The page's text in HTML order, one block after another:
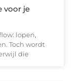
voor je
lopen,
Toch wordt
die